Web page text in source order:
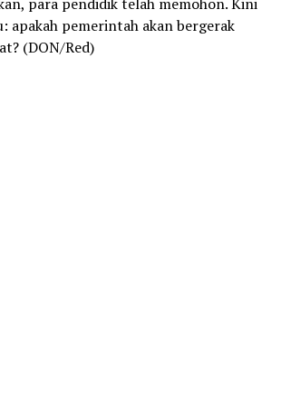
apakah pemerintah akan bergerak
(DON/Red)